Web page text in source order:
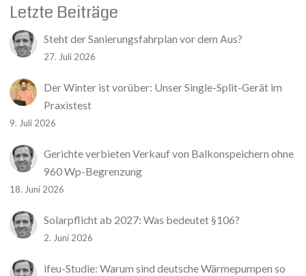
Letzte Beiträge
Steht der Sanierungsfahrplan vor dem Aus?
27. Juli 2026
Der Winter ist vorüber: Unser Single-Split-Gerät im
Praxistest
9. Juli 2026
Gerichte verbieten Verkauf von Balkonspeichern ohne
960 Wp-Begrenzung
18. Juni 2026
Solarpflicht ab 2027: Was bedeutet §106?
2. Juni 2026
ifeu-Studie: Warum sind deutsche Wärmepumpen so